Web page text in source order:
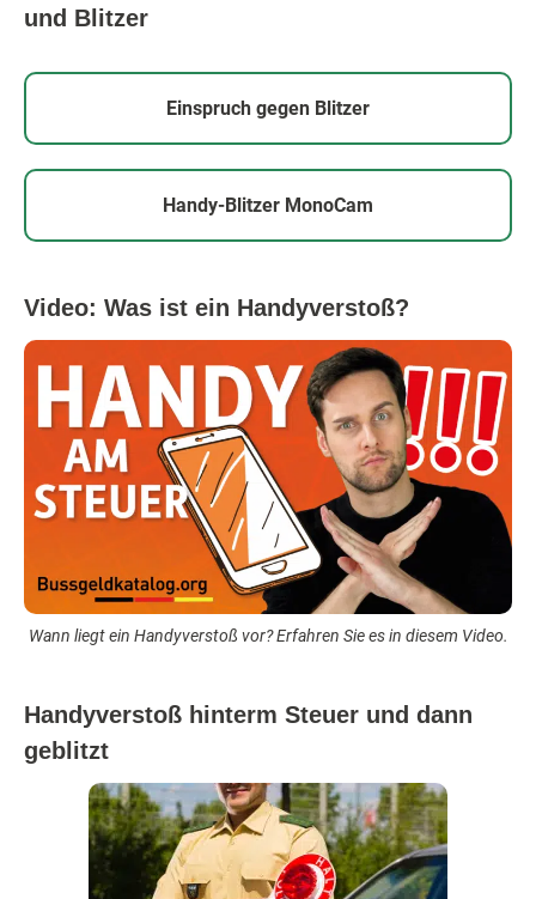
und Blitzer
Einspruch gegen Blitzer
Handy-Blitzer MonoCam
Video: Was ist ein Handyverstoß?
Wann liegt ein Handyverstoß vor? Erfahren Sie es in diesem Video.
Handyverstoß hinterm Steuer und dann
geblitzt